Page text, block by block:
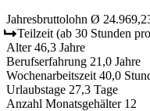
Jahresbruttolohn Ø
Teilzeit (ab 30 Stunden
Alter 46,3 Jahre
Berufserfahrung 21,0 Jahre
Wochenarbeitszeit 40,0
Urlaubstage 27,3 Tage
Anzahl Monatsgehälter 12